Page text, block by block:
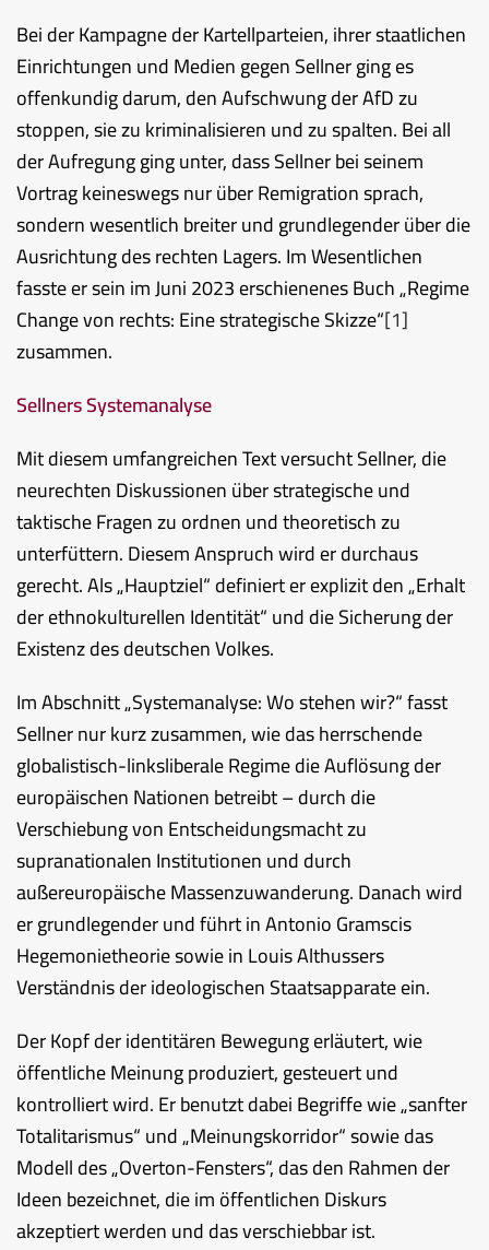
Bei der Kampagne der Kartellparteien, ihrer staatlichen
Einrichtungen und Medien gegen Sellner ging es
offenkundig darum, den Aufschwung der AfD zu
stoppen, sie zu kriminalisieren und zu spalten. Bei all
der Aufregung ging unter, dass Sellner bei seinem
Vortrag keineswegs nur über Remigration sprach,
sondern wesentlich breiter und grundlegender über die
Ausrichtung des rechten Lagers. Im Wesentlichen
fasste er sein im Juni 2023 erschienenes Buch „Regime
Change von rechts: Eine strategische Skizze“[1]
zusammen.
Sellners Systemanalyse
Mit diesem umfangreichen Text versucht Sellner, die
neurechten Diskussionen über strategische und
taktische Fragen zu ordnen und theoretisch zu
unterfüttern. Diesem Anspruch wird er durchaus
gerecht. Als „Hauptziel“ definiert er explizit den „Erhalt
der ethnokulturellen Identität“ und die Sicherung der
Existenz des deutschen Volkes.
Im Abschnitt „Systemanalyse: Wo stehen wir?“ fasst
Sellner nur kurz zusammen, wie das herrschende
globalistisch-linksliberale Regime die Auflösung der
europäischen Nationen betreibt – durch die
Verschiebung von Entscheidungsmacht zu
supranationalen Institutionen und durch
außereuropäische Massenzuwanderung. Danach wird
er grundlegender und führt in Antonio Gramscis
Hegemonietheorie sowie in Louis Althussers
Verständnis der ideologischen Staatsapparate ein.
Der Kopf der identitären Bewegung erläutert, wie
öffentliche Meinung produziert, gesteuert und
kontrolliert wird. Er benutzt dabei Begriffe wie „sanfter
Totalitarismus“ und „Meinungskorridor“ sowie das
Modell des „Overton-Fensters“, das den Rahmen der
Ideen bezeichnet, die im öffentlichen Diskurs
akzeptiert werden und das verschiebbar ist.